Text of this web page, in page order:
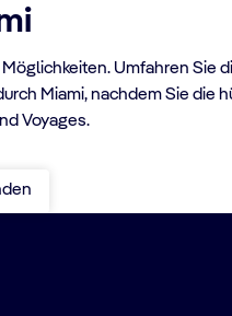
Umfahren Sie
Miami, nachdem Sie
Voyages.